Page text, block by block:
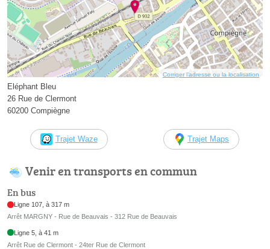
Corriger l’adresse ou la localisation
Eléphant Bleu
26 Rue de Clermont
60200 Compiègne
Trajet Waze Trajet Maps
Venir en transports en commun
En bus
Ligne 107, à 317 m
Arrêt MARGNY - Rue de Beauvais - 312 Rue de Beauvais
Ligne 5, à 41 m
Arrêt Rue de Clermont - 24ter Rue de Clermont